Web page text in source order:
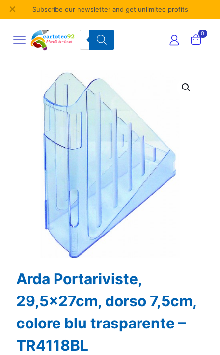
Subscribe our newsletter and get unlimited profits
✕
Products
search
0
Arda Portariviste,
29,5x27cm, dorso 7,5cm,
colore blu trasparente –
TR4118BL